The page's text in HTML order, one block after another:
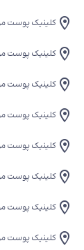
کلینیک پوست
کلینیک پوست مو
کلینیک پوست
کلینیک پوست
کلینیک پوست
کلینیک پوست
کلینیک پوست
کلینیک پوست